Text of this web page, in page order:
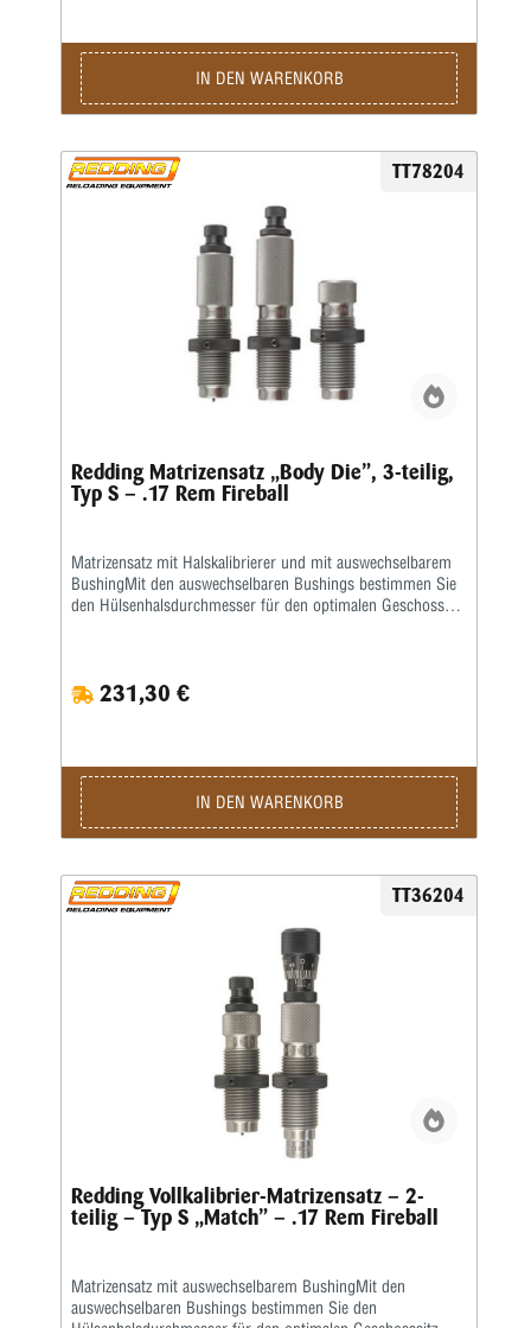
durchführen.Alle Flaschenhülsen müssen grundsätzlich zum
Vollkalibrieren gefettet werden!Beim Halskalibrieren genügt
die Schmierung des Hülsenhalses mit einem
Trockenschmiermittel oder einem Hülsenfett.Wir empfehlen,
wasserlöslichen Kalibrierfett (kein Graphit!) zu fetten, um
das Hülsenmaterial zu schonen.Die Matrizen werden
komplett mit Ausstoßer und Gewinderingen in einer stabilen
Kunststoffbox geliefert.Den passenden Hülsenhalter ordern
Sie bitte immer separat.
IN DEN WARENKORB
TT78204
Redding Matrizensatz „Body Die”, 3-teilig,
Typ S – .17 Rem Fireball
Matrizensatz mit Halskalibrierer und mit auswechselbarem
BushingMit den auswechselbaren Bushings bestimmen Sie
den Hülsenhalsdurchmesser für den optimalen Geschosssitz
Body Die- Standard-SetzmatrizeDie Bushings sind nicht im
Satz enthalten, bitte extra ordern.
231,30 €
IN DEN WARENKORB
TT36204
Redding Vollkalibrier-Matrizensatz – 2-
teilig – Typ S „Match” – .17 Rem Fireball
Matrizensatz mit auswechselbarem BushingMit den
auswechselbaren Bushings bestimmen Sie den